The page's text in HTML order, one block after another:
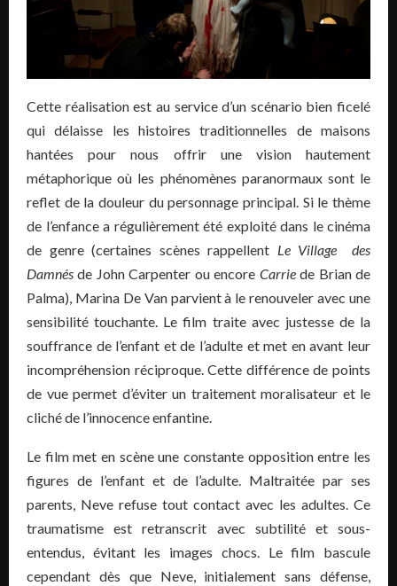
Cette réalisation est au service d’un scénario bien ficelé
qui délaisse les histoires traditionnelles de maisons
hantées pour nous offrir une vision hautement
métaphorique où les phénomènes paranormaux sont le
reflet de la douleur du personnage principal. Si le thème
de l’enfance a régulièrement été exploité dans le cinéma
de genre (certaines scènes rappellent Le Village des
Damnés de John Carpenter ou encore Carriede Brian de
Palma), Marina De Van parvient à le renouveler avec une
sensibilité touchante. Le film traite avec justesse de la
souffrance de l’enfant et de l’adulte et met en avant leur
incompréhension réciproque. Cette différence de points
de vue permet d’éviter un traitement moralisateur et le
cliché de l’innocence enfantine.
Le film met en scène une constante opposition entre les
figures de l’enfant et de l’adulte. Maltraitée par ses
parents, Neve refuse tout contact avec les adultes. Ce
traumatisme est retranscrit avec subtilité et sous-
entendus, évitant les images chocs. Le film bascule
cependant dès que Neve, initialement sans défense,